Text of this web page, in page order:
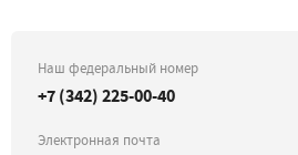
Наш федеральный номер
+7 (342) 225-00-40
Электронная почта